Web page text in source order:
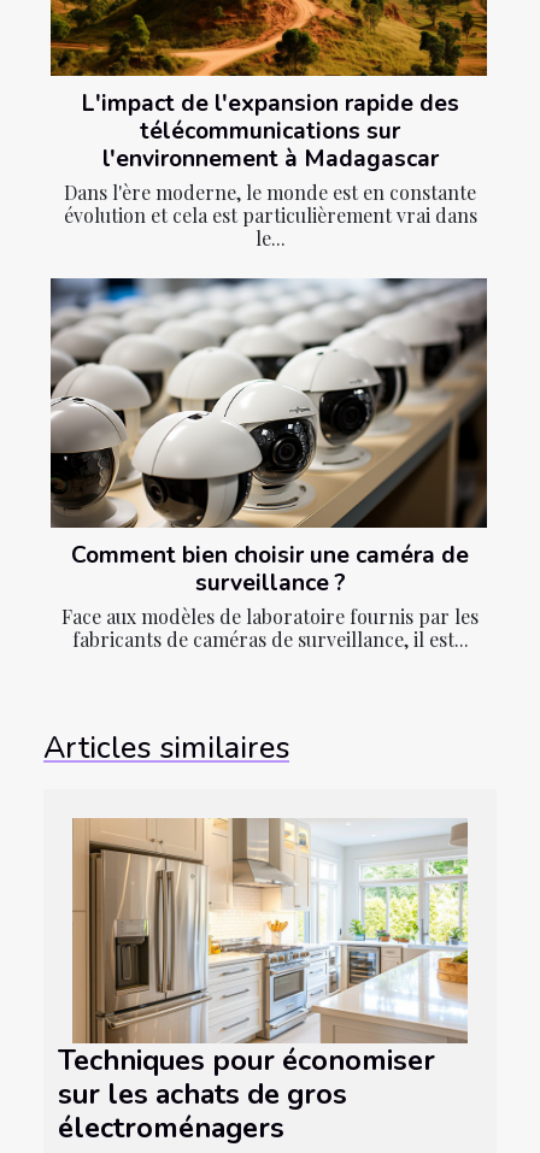
L'impact de l'expansion rapide des
télécommunications sur
l'environnement à Madagascar
Dans l'ère moderne, le monde est en constante
évolution et cela est particulièrement vrai dans
le...
Comment bien choisir une caméra de
surveillance ?
Face aux modèles de laboratoire fournis par les
fabricants de caméras de surveillance, il est...
Articles similaires
Techniques pour économiser
sur les achats de gros
électroménagers